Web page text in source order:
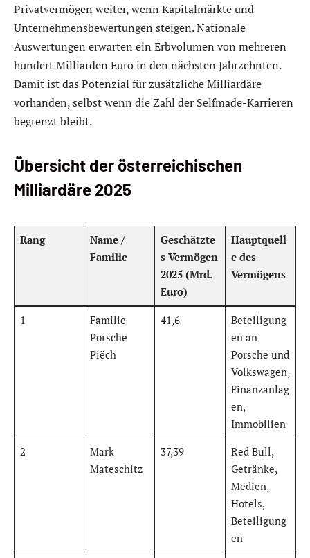
Privatvermögen weiter, wenn Kapitalmärkte und
Unternehmensbewertungen steigen. Nationale
Auswertungen erwarten ein Erbvolumen von mehreren
hundert Milliarden Euro in den nächsten Jahrzehnten.
Damit ist das Potenzial für zusätzliche Milliardäre
vorhanden, selbst wenn die Zahl der Selfmade-Karrieren
begrenzt bleibt.
Übersicht der österreichischen
Milliardäre 2025
Rang
Name /
Familie
Geschätzte
s Vermögen
2025 (Mrd.
Euro)
Hauptquell
e des
Vermögens
1
Familie
Porsche
Piëch
41,6
Beteiligung
en an
Porsche und
Volkswagen,
Finanzanlag
en,
Immobilien
2
Mark
Mateschitz
37,39
Red Bull,
Getränke,
Medien,
Hotels,
Beteiligung
en